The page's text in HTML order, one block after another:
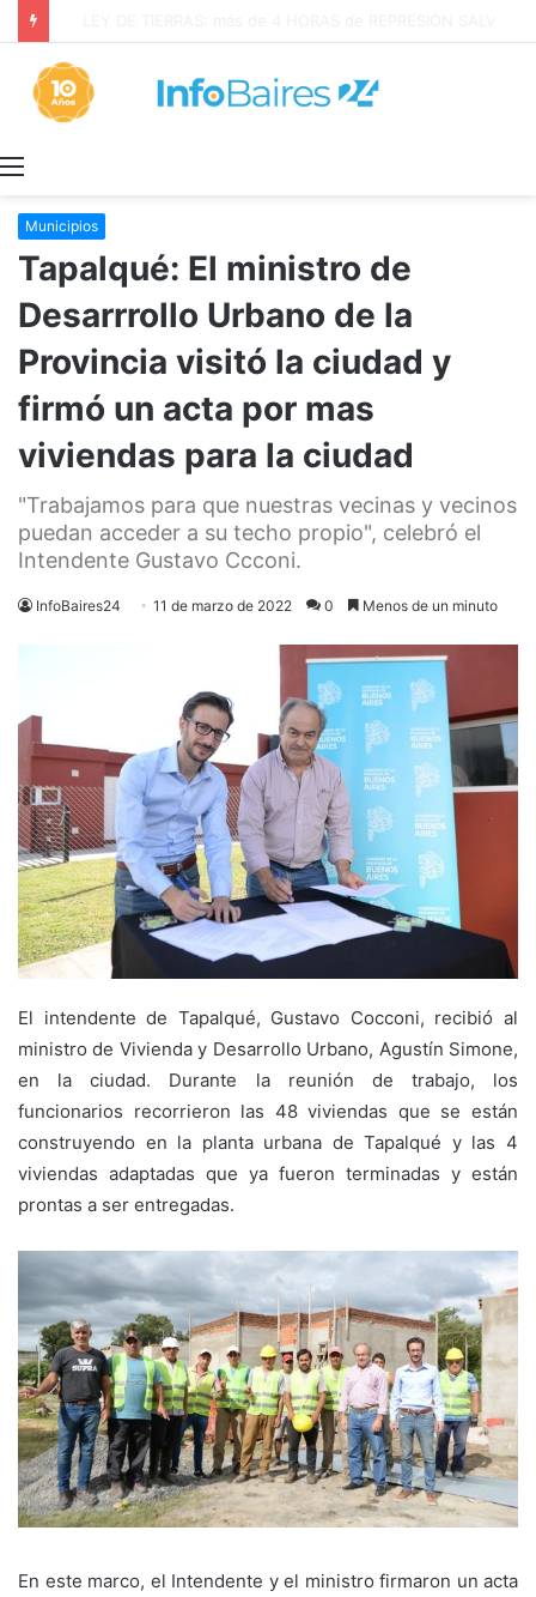
Municipios
Tapalqué: El ministro de
Desarrrollo Urbano de la
Provincia visitó la ciudad y
firmó un acta por mas
viviendas para la ciudad
"Trabajamos para que nuestras vecinas y vecinos
puedan acceder a su techo propio", celebró el
Intendente Gustavo Ccconi.
InfoBaires24 11 de marzo de 2022 0 Menos de un minuto
El intendente de Tapalqué, Gustavo Cocconi, recibió al
ministro de Vivienda y Desarrollo Urbano, Agustín Simone,
en la ciudad. Durante la reunión de trabajo, los
funcionarios recorrieron las 48 viviendas que se están
construyendo en la planta urbana de Tapalqué y las 4
viviendas adaptadas que ya fueron terminadas y están
prontas a ser entregadas.
En este marco, el Intendente y el ministro firmaron un acta